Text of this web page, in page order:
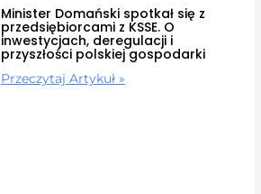
Minister Domański spotkał się z
przedsiębiorcami z KSSE. O
inwestycjach, deregulacji i
przyszłości polskiej gospodarki
Przeczytaj Artykuł »